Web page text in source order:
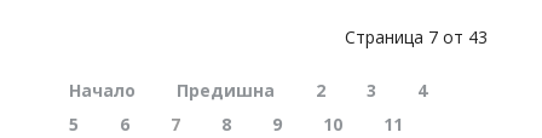
Страница 7 от 43
Начало Предишна 2 3
4
5
6 7 8 9 10
11